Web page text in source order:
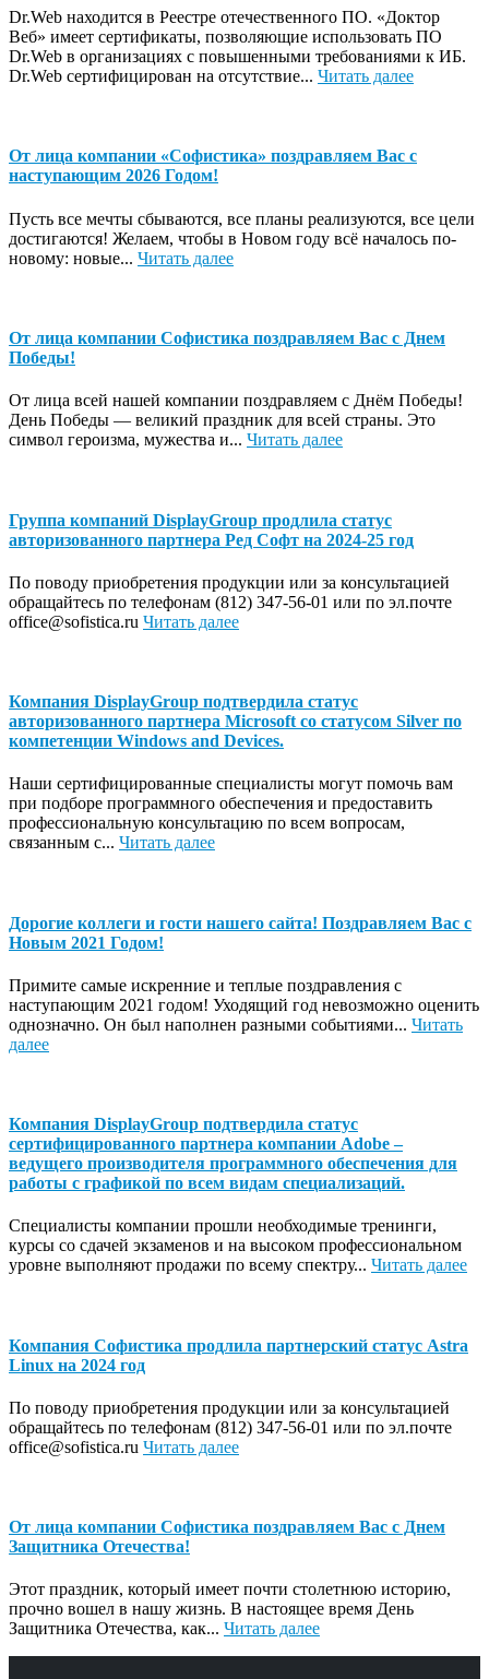
Dr.Web находится в Реестре отечественного ПО. «Доктор
Веб» имеет сертификаты, позволяющие использовать ПО
Dr.Web в организациях с повышенными требованиями к ИБ.
Dr.Web сертифицирован на отсутствие... Читать далее
От лица компании «Софистика» поздравляем Вас с
наступающим 2026 Годом!
Пусть все мечты сбываются, все планы реализуются, все цели
достигаются! Желаем, чтобы в Новом году всё началось по-
новому: новые... Читать далее
От лица компании Софистика поздравляем Вас с Днем
Победы!
От лица всей нашей компании поздравляем с Днём Победы!
День Победы — великий праздник для всей страны. Это
символ героизма, мужества и... Читать далее
Группа компаний DisplayGroup продлила статус
авторизованного партнера Ред Софт на 2024-25 год
По поводу приобретения продукции или за консультацией
обращайтесь по телефонам (812) 347-56-01 или по эл.почте
office@sofistica.ru Читать далее
Компания DisplayGroup подтвердила статус
авторизованного партнера Microsoft со статусом Silver по
компетенции Windows and Devices.
Наши сертифицированные специалисты могут помочь вам
при подборе программного обеспечения и предоставить
профессиональную консультацию по всем вопросам,
связанным с... Читать далее
Дорогие коллеги и гости нашего сайта! Поздравляем Вас с
Новым 2021 Годом!
Примите самые искренние и теплые поздравления с
наступающим 2021 годом! Уходящий год невозможно оценить
однозначно. Он был наполнен разными событиями... Читать
далее
Компания DisplayGroup подтвердила статус
сертифицированного партнера компании Adobе –
ведущего производителя программного обеспечения для
работы с графикой по всем видам специализаций.
Специалисты компании прошли необходимые тренинги,
курсы со сдачей экзаменов и на высоком профессиональном
уровне выполняют продажи по всему спектру... Читать далее
Компания Софистика продлила партнерский статус Astra
Linux на 2024 год
По поводу приобретения продукции или за консультацией
обращайтесь по телефонам (812) 347-56-01 или по эл.почте
office@sofistica.ru Читать далее
От лица компании Софистика поздравляем Вас с Днем
Защитника Отечества!
Этот праздник, который имеет почти столетнюю историю,
прочно вошел в нашу жизнь. В настоящее время День
Защитника Отечества, как... Читать далее